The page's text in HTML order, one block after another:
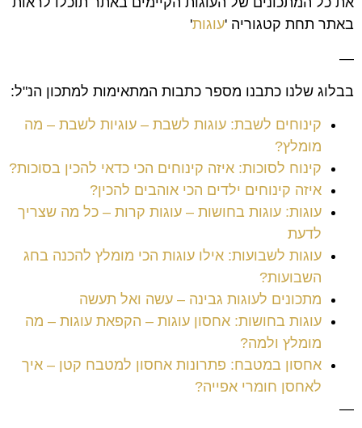
באתר תחת קטגוריה 'עוגות'
—
בבלוג שלנו כתבנו מספר כתבות המתאימות למתכון הנ"ל:
קינוחים לשבת: עוגות לשבת – עוגיות לשבת – מה
מומלץ?
קינוח לסוכות: איזה קינוחים הכי כדאי להכין בסוכות?
איזה קינוחים ילדים הכי אוהבים להכין?
עוגות: עוגות בחושות – עוגות קרות – כל מה שצריך
לדעת
עוגות לשבועות: אילו עוגות הכי מומלץ להכנה בחג
השבועות?
מתכונים לעוגות גבינה – עשה ואל תעשה
עוגות בחושות: אחסון עוגות – הקפאת עוגות – מה
מומלץ ולמה?
אחסון במטבח: פתרונות אחסון למטבח קטן – איך
לאחסן חומרי אפייה?
—